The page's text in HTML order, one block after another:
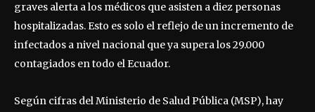
graves alerta a los médicos que asisten a diez personas
hospitalizadas. Esto es solo el reflejo de un incremento de
infectados a nivel nacional que ya supera los 29.000
contagiados en todo el Ecuador.
Según cifras del Ministerio de Salud Pública (MSP), hay